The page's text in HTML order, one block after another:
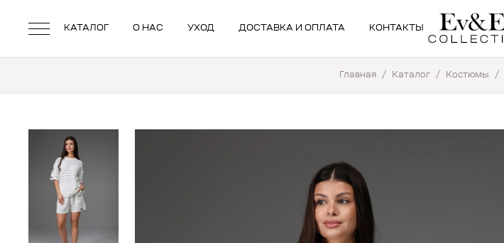
КАТАЛОГ О НАС УХОД ДОСТАВКА И ОПЛАТА КОНТАКТЫ
Главная / Каталог / Костюмы /